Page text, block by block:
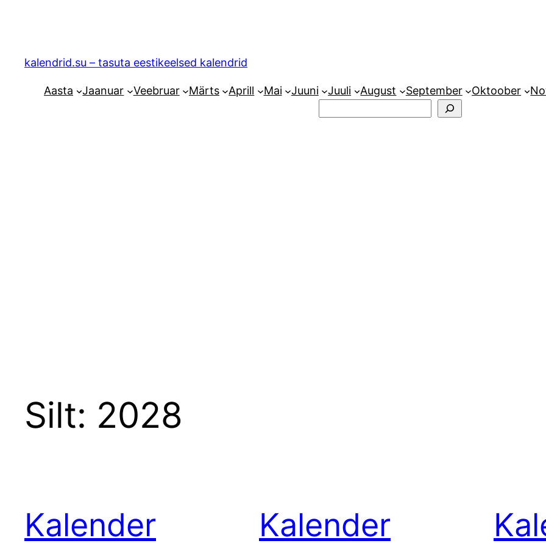
kalendrid.su – tasuta eestikeelsed kalendrid
Aasta Jaanuar Veebruar Märts Aprill Mai Juuni Juuli August September Oktoober
Silt: 2028
Kalender
Kalender